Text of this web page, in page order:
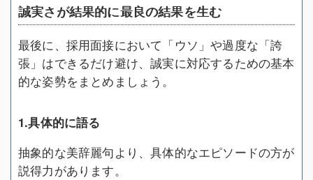
誠実さが結果的に最良の結果を生む
最後に、採用面接において「ウソ」や過度な「誇
張」はできるだけ避け、誠実に対応するための基本
的な姿勢をまとめましょう。
1.具体的に語る
抽象的な美辞麗句より、具体的なエピソードの方が
説得力があります。